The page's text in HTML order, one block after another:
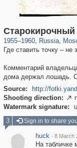
Старокирочный
1955–1960, Russia,
319,779
Где ставить точку –
Комментарий
дома держал лошадь.
Source:
http://
Shooting direction: 
Watermark signature:
3 Sign in to share
huck · 8 March
На табличке